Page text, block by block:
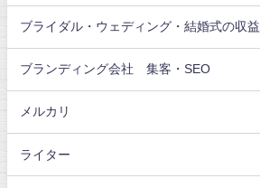
ブライダル・ウェディング・結婚式の収益
ブランディング会社 集客・SEO
メルカリ
ライター